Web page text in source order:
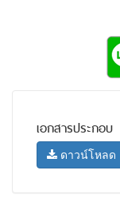
เอกสารประกอบ
ดาวน์โหลด